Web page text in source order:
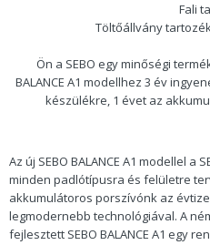
Fali
Töltőállvány
Ön a SEBO egy minőségi
BALANCE A1 modellhez 3 év
készülékre, 1 évet az
Az új SEBO BALANCE A1 modellel a
minden padlótípusra és felületre
akkumulátoros porszívónk az
legmodernebb technológiával. A
fejlesztett SEBO BALANCE A1 egy